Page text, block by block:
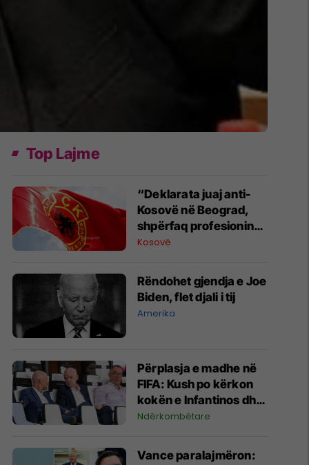
Top Lajme
“Deklarata juaj anti-
Kosovë në Beograd,
shpërfaq profesionin
tënd para se të
OVL e UÇK-së i reagon
Zelenskyt
Kosovë
Rëndohet gjendja e Joe
Biden, flet djali i tij
Amerika
Përplasja e madhe në
FIFA: Kush po kërkon
kokën e Infantinos dhe
kush po e mbron?
Ndërkombëtare
Vance paralajmëron: